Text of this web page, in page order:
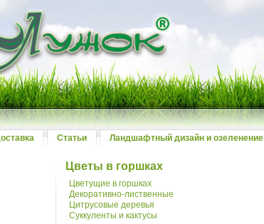
Статьи Ландшафтный дизайн и озеленение
Цветы в горшках
Цветущие в горшках
Декоративно-лиственные
Цитрусовые деревья
Суккуленты и кактусы